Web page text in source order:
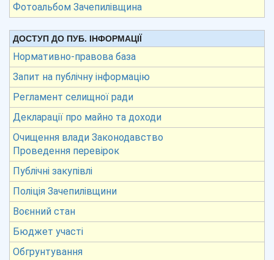
Фотоальбом Зачепилівщина
ДОСТУП ДО ПУБ. ІНФОРМАЦІЇ
Нормативно-правова база
Запит на публічну інформацію
Регламент селищної ради
Декларації про майно та доходи
Очищення влади Законодавство
Проведення перевірок
Публічні закупівлі
Поліція Зачепилівщини
Воєнний стан
Бюджет участі
Обгрунтування